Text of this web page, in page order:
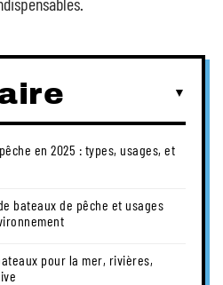
en 2025 : types, usages, et
bateaux de pêche et usages
pour la mer, rivières,